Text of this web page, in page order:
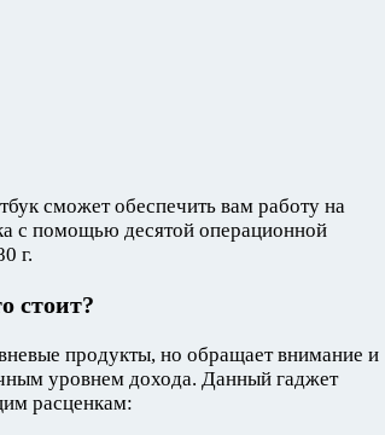
сможет обеспечить вам работу на
с помощью десятой операционной
г.
стоит?
продукты, но обращает внимание и
уровнем дохода. Данный гаджет
расценкам: